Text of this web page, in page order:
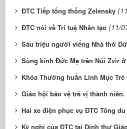
ĐTC Tiếp tổng thống Zelensky
ĐTC nói về Trí tuệ Nhân tạo (11/
Sáu triệu người viếng Nhà thờ
Sùng kính Đức Mẹ trên Núi Zvir
Khóa Thường huấn Linh Mục Trẻ
Giáo hội bảo vệ trẻ vị thành niên.
Hai xe điện phục vụ ĐTC Tông du
Kỳ nghỉ của ĐTC tại Dinh thự